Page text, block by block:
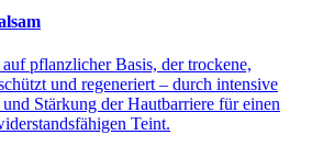
pflanzlicher Basis, der trockene,
und regeneriert – durch intensive
Stärkung der Hautbarriere für einen
Teint.